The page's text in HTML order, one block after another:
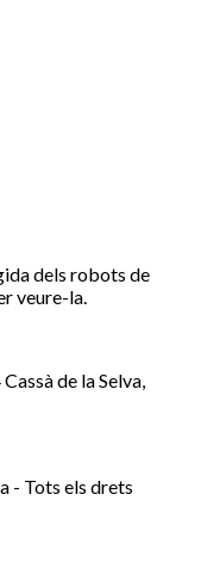
dels robots de
veure-la.
de la Selva,
- Tots els drets